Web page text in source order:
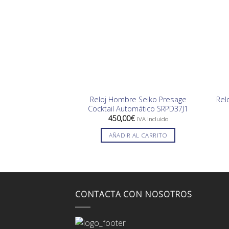
Reloj Hombre Seiko Presage
Cocktail Automático SRPD37J1
450,00€ IVA incluido
AÑADIR AL CARRITO
CONTACTA CON NOSOTROS